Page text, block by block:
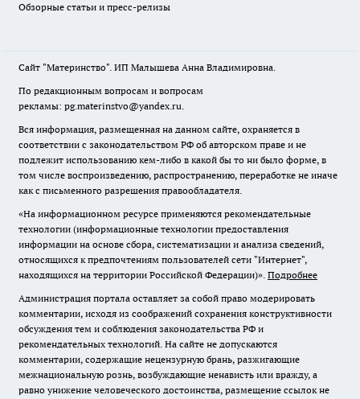
Обзорные статьи и пресс-релизы
Сайт "Материнство". ИП Малышева Анна Владимировна.
По редакционным вопросам и вопросам
рекламы: pg.materinstvo@yandex.ru.
Вся информация, размещенная на данном сайте, охраняется в
соответствии с законодательством РФ об авторском праве и не
подлежит использованию кем-либо в какой бы то ни было форме, в
том числе воспроизведению, распространению, переработке не иначе
как с письменного разрешения правообладателя.
«На информационном ресурсе применяются рекомендательные
технологии (информационные технологии предоставления
информации на основе сбора, систематизации и анализа сведений,
относящихся к предпочтениям пользователей сети "Интернет",
находящихся на территории Российской Федерации)». Подробнее
Администрация портала оставляет за собой право модерировать
комментарии, исходя из соображений сохранения конструктивности
обсуждения тем и соблюдения законодательства РФ и
рекомендательных технологий. На сайте не допускаются
комментарии, содержащие нецензурную брань, разжигающие
межнациональную рознь, возбуждающие ненависть или вражду, а
равно унижение человеческого достоинства, размещение ссылок не